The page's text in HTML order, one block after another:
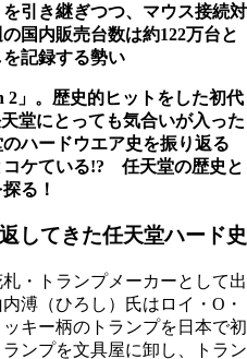
引き継ぎつつ、マウス接続対
国内販売台数は約122万台と
記録する勢い
2」。歴史的ヒットをした初代
堂にとっても気合いが入った
ハードウエア史を振り返る
コケている!? 任天堂の歴史と
る！
してきた任天堂ハード史
・トランプメーカーとして出
溥（ひろし）氏はロイ・O・
キー柄のトランプを日本で初
ンプを文具屋に卸し、トラン